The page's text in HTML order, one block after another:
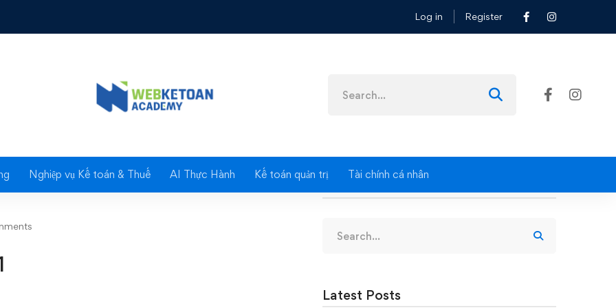
Log in Register
for:
Nghiệp vụ Kế toán & Thuế AI Thực Hành Kế toán quản trị Tài chính cá nhân
for:
Latest Posts